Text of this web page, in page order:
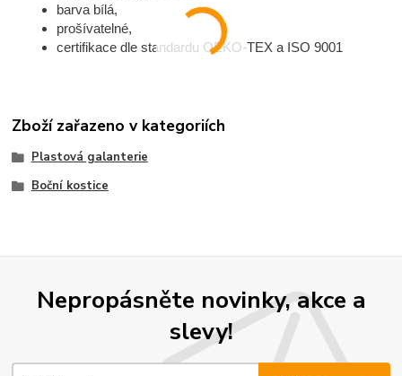
barva bílá,
prošívatelné,
certifikace dle standardu OEKO-TEX a ISO 9001
Zboží zařazeno v kategoriích
Plastová galanterie
Boční kostice
Nepropásněte novinky, akce a
slevy!